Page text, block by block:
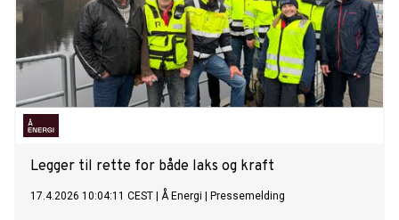
Legger til rette for både laks og kraft
17.4.2026 10:04:11 CEST Å Energi Pressemelding